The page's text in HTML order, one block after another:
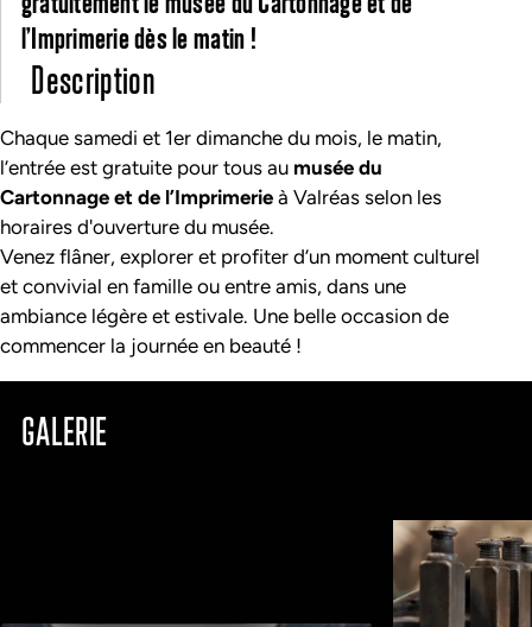
l’Imprimerie dès le matin !
Description
Chaque samedi et 1er dimanche du mois, le matin,
l’entrée est gratuite pour tous au musée du
Cartonnage et de l’Imprimerie à Valréas selon les
horaires d'ouverture du musée.
Venez flâner, explorer et profiter d’un moment culturel
et convivial en famille ou entre amis, dans une
ambiance légère et estivale. Une belle occasion de
commencer la journée en beauté !
GALERIE